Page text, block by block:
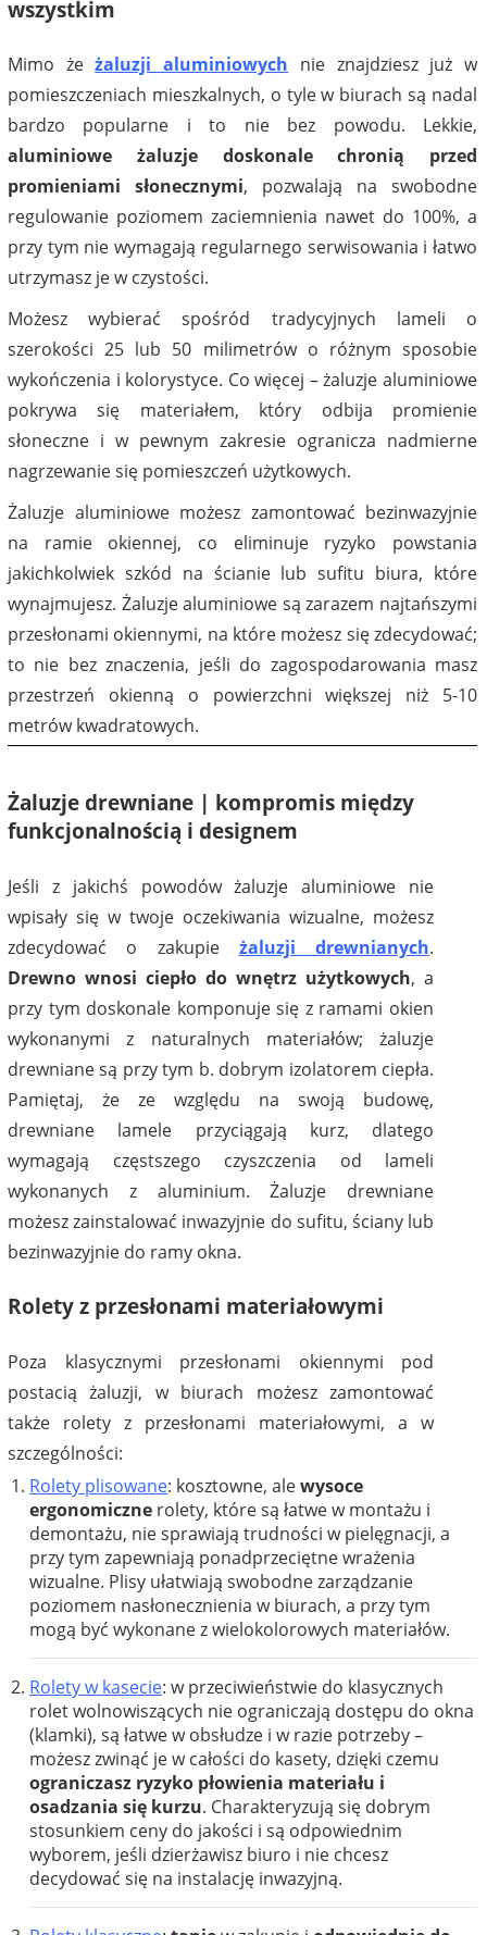
wszystkim
Mimo żeżaluzji aluminiowych nie znajdziesz już w
pomieszczeniach mieszkalnych, o tyle w biurach są nadal
bardzo popularne i to nie bez powodu. Lekkie,
aluminiowe żaluzje doskonale chronią przed
promieniami słonecznymi, pozwalają na swobodne
regulowanie poziomem zaciemnienia nawet do 100%, a
przy tym nie wymagają regularnego serwisowania i łatwo
utrzymasz je w czystości.
Możesz wybierać spośród tradycyjnych lameli o
szerokości 25 lub 50 milimetrów o różnym sposobie
wykończenia i kolorystyce. Co więcej – żaluzje aluminiowe
pokrywa się materiałem, który odbija promienie
słoneczne i w pewnym zakresie ogranicza nadmierne
nagrzewanie się pomieszczeń użytkowych.
Żaluzje aluminiowe możesz zamontować bezinwazyjnie
na ramie okiennej, co eliminuje ryzyko powstania
jakichkolwiek szkód na ścianie lub sufitu biura, które
wynajmujesz. Żaluzje aluminiowe są zarazem najtańszymi
przesłonami okiennymi, na które możesz się zdecydować;
to nie bez znaczenia, jeśli do zagospodarowania masz
przestrzeń okienną o powierzchni większej niż 5-10
metrów kwadratowych.
Żaluzje drewniane | kompromis między
funkcjonalnością i designem
Jeśli z jakichś powodów żaluzje aluminiowe nie
wpisały się w twoje oczekiwania wizualne, możesz
zdecydować o zakupie żaluzji drewnianych.
Drewno wnosi ciepło do wnętrz użytkowych, a
przy tym doskonale komponuje się z ramami okien
wykonanymi z naturalnych materiałów; żaluzje
drewniane są przy tym b. dobrym izolatorem ciepła.
Pamiętaj, że ze względu na swoją budowę,
drewniane lamele przyciągają kurz, dlatego
wymagają częstszego czyszczenia od lameli
wykonanych z aluminium. Żaluzje drewniane
możesz zainstalować inwazyjnie do sufitu, ściany lub
bezinwazyjnie do ramy okna.
Rolety z przesłonami materiałowymi
Poza klasycznymi przesłonami okiennymi pod
postacią żaluzji, w biurach możesz zamontować
także rolety z przesłonami materiałowymi, a w
szczególności:
Rolety plisowane: kosztowne, alewysoce
ergonomiczne rolety, które są łatwe w montażu i
demontażu, nie sprawiają trudności w pielęgnacji, a
przy tym zapewniają ponadprzeciętne wrażenia
wizualne. Plisy ułatwiają swobodne zarządzanie
poziomem nasłonecznienia w biurach, a przy tym
mogą być wykonane z wielokolorowych materiałów.
Rolety w kasecie: w przeciwieństwie do klasycznych
rolet wolnowiszących nie ograniczają dostępu do okna
(klamki), są łatwe w obsłudze i w razie potrzeby –
możesz zwinąć je w całości do kasety, dzięki czemu
ograniczasz ryzyko płowienia materiału i
osadzania się kurzu. Charakteryzują się dobrym
stosunkiem ceny do jakości i są odpowiednim
wyborem, jeśli dzierżawisz biuro i nie chcesz
decydować się na instalację inwazyjną.